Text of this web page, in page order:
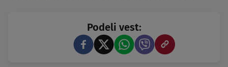
Podeli vest: